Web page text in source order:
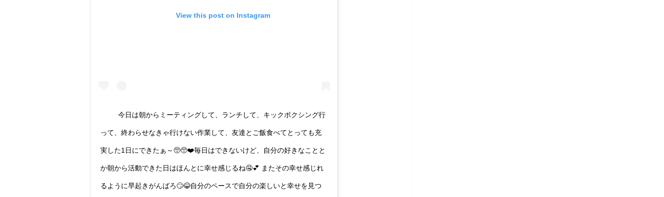
View this post on Instagram
今日は朝からミーティングして、ランチして、キックボクシング行
って、終わらせなきゃ行けない作業して、友達とご飯食べてとっても充
実した1日にできたぁ～🥺🥺❤️毎日はできないけど、自分の好きなことと
か朝から活動できた日はほんとに幸せ感じるね🤤💕 またその幸せ感じれ
るように早起きがんばろ🙄😂自分のペースで自分の楽しいと幸せを見つ